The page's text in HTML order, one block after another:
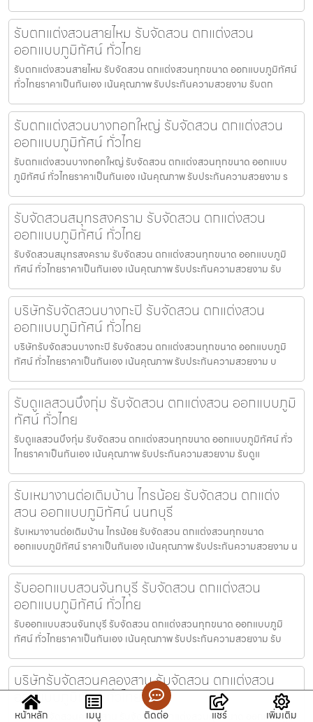
รับตกแต่งสวนสายไหม รับจัดสวน ตกแต่งสวน
ออกแบบภูมิทัศน์ ทั่วไทย
รับตกแต่งสวนสายไหม รับจัดสวน ตกแต่งสวนทุกขนาด ออกแบบภูมิทัศน์
ทั่วไทยราคาเป็นกันเอง เน้นคุณภาพ รับประกันความสวยงาม รับตก
รับตกแต่งสวนบางกอกใหญ่ รับจัดสวน ตกแต่งสวน
ออกแบบภูมิทัศน์ ทั่วไทย
รับตกแต่งสวนบางกอกใหญ่ รับจัดสวน ตกแต่งสวนทุกขนาด ออกแบบ
ภูมิทัศน์ ทั่วไทยราคาเป็นกันเอง เน้นคุณภาพ รับประกันความสวยงาม ร
รับจัดสวนสมุทรสงคราม รับจัดสวน ตกแต่งสวน
ออกแบบภูมิทัศน์ ทั่วไทย
รับจัดสวนสมุทรสงคราม รับจัดสวน ตกแต่งสวนทุกขนาด ออกแบบภูมิ
ทัศน์ ทั่วไทยราคาเป็นกันเอง เน้นคุณภาพ รับประกันความสวยงาม รับ
บริษัทรับจัดสวนบางกะปิ รับจัดสวน ตกแต่งสวน
ออกแบบภูมิทัศน์ ทั่วไทย
บริษัทรับจัดสวนบางกะปิ รับจัดสวน ตกแต่งสวนทุกขนาด ออกแบบภูมิ
ทัศน์ ทั่วไทยราคาเป็นกันเอง เน้นคุณภาพ รับประกันความสวยงาม บ
รับดูแลสวนบึงกุ่ม รับจัดสวน ตกแต่งสวน ออกแบบภูมิ
ทัศน์ ทั่วไทย
รับดูแลสวนบึงกุ่ม รับจัดสวน ตกแต่งสวนทุกขนาด ออกแบบภูมิทัศน์ ทั่ว
ไทยราคาเป็นกันเอง เน้นคุณภาพ รับประกันความสวยงาม รับดูแ
รับเหมางานต่อเติมบ้าน ไทรน้อย รับจัดสวน ตกแต่ง
สวน ออกแบบภูมิทัศน์ นนทบุรี
รับเหมางานต่อเติมบ้าน ไทรน้อย รับจัดสวน ตกแต่งสวนทุกขนาด
ออกแบบภูมิทัศน์ ราคาเป็นกันเอง เน้นคุณภาพ รับประกันความสวยงาม น
รับออกแบบสวนจันทบุรี รับจัดสวน ตกแต่งสวน
ออกแบบภูมิทัศน์ ทั่วไทย
รับออกแบบสวนจันทบุรี รับจัดสวน ตกแต่งสวนทุกขนาด ออกแบบภูมิ
ทัศน์ ทั่วไทยราคาเป็นกันเอง เน้นคุณภาพ รับประกันความสวยงาม รับ
บริษัทรับจัดสวนคลองสาน รับจัดสวน ตกแต่งสวน
ออกแบบภูมิทัศน์ ทั่วไทย
บริษัทรับจัดสวนคลองสาน รับจัดสวน ตกแต่งสวนทุกขนาด ออกแบบภูมิ
หน้าหลัก เมนู ติดต่อ แชร์ เพิ่มเติม